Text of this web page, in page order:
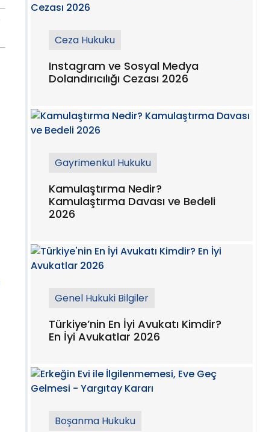
Ceza Hukuku
Instagram ve Sosyal Medya
Dolandırıcılığı Cezası 2026
Gayrimenkul Hukuku
Kamulaştırma Nedir?
Kamulaştırma Davası ve Bedeli
2026
Genel Hukuki Bilgiler
Türkiye’nin En İyi Avukatı Kimdir?
En İyi Avukatlar 2026
Boşanma Hukuku